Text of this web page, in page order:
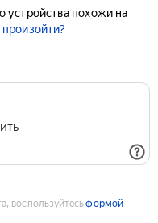
устройства похожи на
воспользуйтесьформой